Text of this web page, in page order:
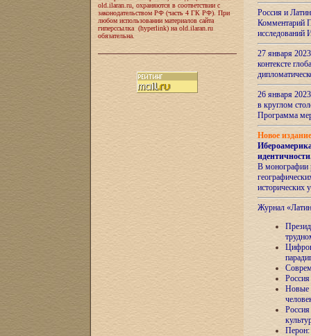
old.ilaran.ru, охраняются в соответствии с
законодательством РФ (часть 4 ГК РФ). При
любом использовании материалов сайта
гиперссылка (hyperlink) на old.ilaran.ru
обязательна.
Россия и
Комментарий
27 января
контексте
26 января
в круглом
Программа
Новое
идентичности
В монографии
исторических
Журнал
Новые
Перон: